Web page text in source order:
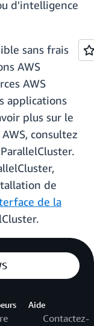
d'intelligence
sans frais
AWS
AWS
applications
plus sur le
consultez
de
de la
Aide
Contactez-